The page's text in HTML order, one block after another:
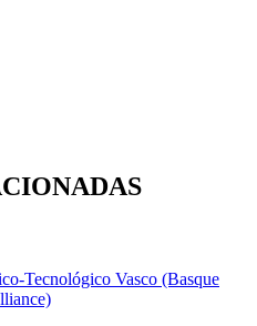
Tecnológico Vasco (Basque